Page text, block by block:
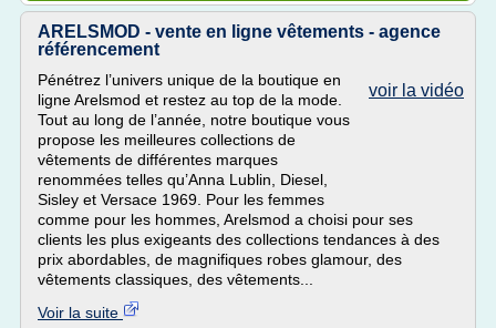
ARELSMOD - vente en ligne vêtements - agence
référencement
voir la vidéo
Pénétrez l’univers unique de la boutique en
ligne Arelsmod et restez au top de la mode.
Tout au long de l’année, notre boutique vous
propose les meilleures collections de
vêtements de différentes marques
renommées telles qu’Anna Lublin, Diesel,
Sisley et Versace 1969. Pour les femmes
comme pour les hommes, Arelsmod a choisi pour ses
clients les plus exigeants des collections tendances à des
prix abordables, de magnifiques robes glamour, des
vêtements classiques, des vêtements...
Voir la suite